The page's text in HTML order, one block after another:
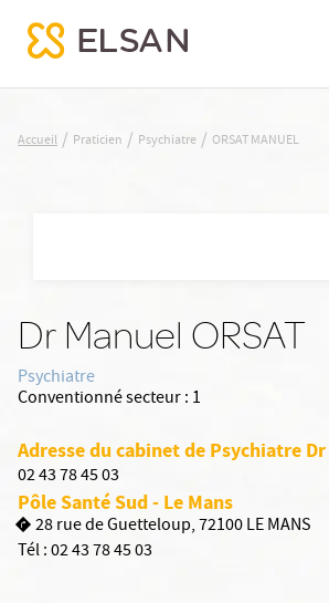
ORSAT MANUEL
Accueil / Praticien / Psychiatre / ORSAT MANUEL
Dr Manuel ORSAT
Psychiatre
Conventionné secteur : 1
Adresse du cabinet de Psychiatre Dr
02 43 78 45 03
Pôle Santé Sud - Le Mans
28 rue de Guetteloup, 72100 LE MANS
Tél :02 43 78 45 03